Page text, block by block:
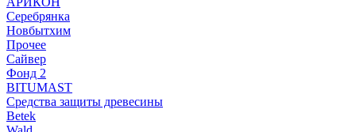
Серебрянка
Новбытхим
Прочее
Сайвер
Фонд 2
BITUMAST
Средства защиты древесины
Betek